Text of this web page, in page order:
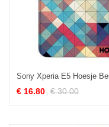
€ 16.80 € 30.00